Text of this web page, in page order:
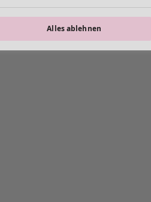
Alles ablehnen